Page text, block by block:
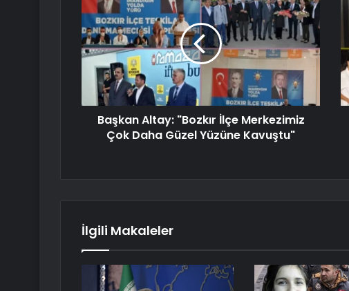
Başkan Altay: "Bozkır İlçe Merkezimiz
Çok Daha Güzel Yüzüne Kavuştu"
İlgili Makaleler